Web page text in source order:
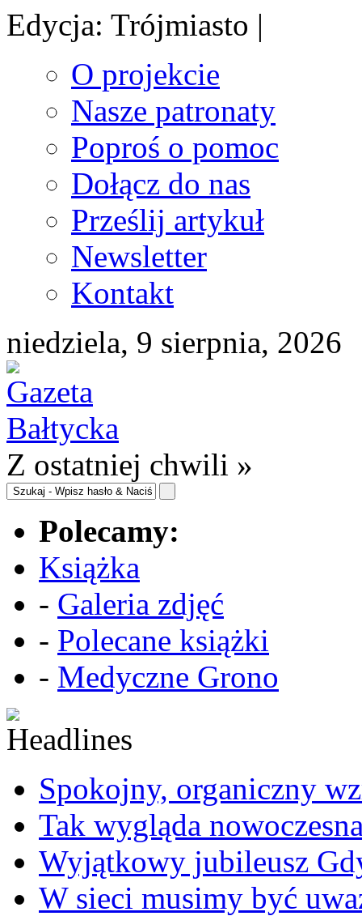
Edycja: Trójmiasto |
O projekcie
Nasze patronaty
Poproś o pomoc
Dołącz do nas
Prześlij artykuł
Newsletter
Kontakt
niedziela, 9 sierpnia, 2026
Z ostatniej chwili »
Polecamy:
Książka
- Galeria zdjęć
- Polecane książki
- Medyczne Grono
Spokojny, organiczny
Tak wygląda
Wyjątkowy jubileusz
W sieci musimy być